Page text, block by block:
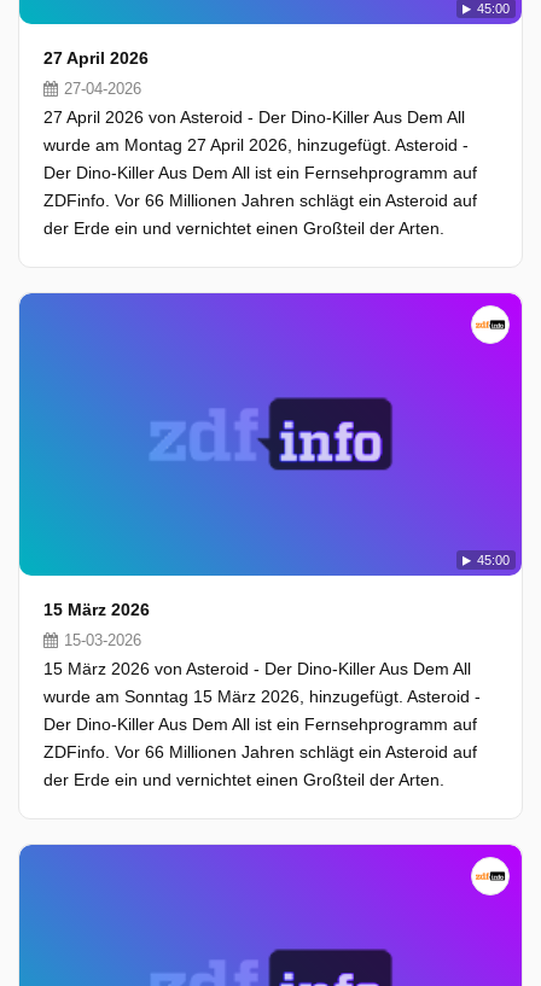
45:00
27 April 2026
27-04-2026
27 April 2026 von Asteroid - Der Dino-Killer Aus Dem All
wurde am Montag 27 April 2026, hinzugefügt. Asteroid -
Der Dino-Killer Aus Dem All ist ein Fernsehprogramm auf
ZDFinfo. Vor 66 Millionen Jahren schlägt ein Asteroid auf
der Erde ein und vernichtet einen Großteil der Arten.
45:00
15 März 2026
15-03-2026
15 März 2026 von Asteroid - Der Dino-Killer Aus Dem All
wurde am Sonntag 15 März 2026, hinzugefügt. Asteroid -
Der Dino-Killer Aus Dem All ist ein Fernsehprogramm auf
ZDFinfo. Vor 66 Millionen Jahren schlägt ein Asteroid auf
der Erde ein und vernichtet einen Großteil der Arten.